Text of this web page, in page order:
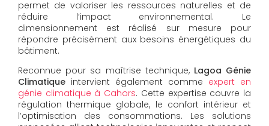
permet de valoriser les ressources naturelles et de
réduire l’impact environnemental. Le
dimensionnement est réalisé sur mesure pour
répondre précisément aux besoins énergétiques du
bâtiment.
Reconnue pour sa maîtrise technique, Lagoa Génie
Climatique intervient également comme expert en
génie climatique à Cahors. Cette expertise couvre la
régulation thermique globale, le confort intérieur et
l’optimisation des consommations. Les solutions